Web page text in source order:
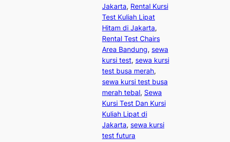
Jakarta, Rental Kursi
Test Kuliah Lipat
Hitam di Jakarta
Rental Test Chairs
Area Bandung, sewa
kursi test, sewa kursi
test busa merah
sewa kursi test busa
merah tebal, Sewa
Kursi Test Dan Kursi
Kuliah Lipat di
Jakarta, sewa kursi
test futura